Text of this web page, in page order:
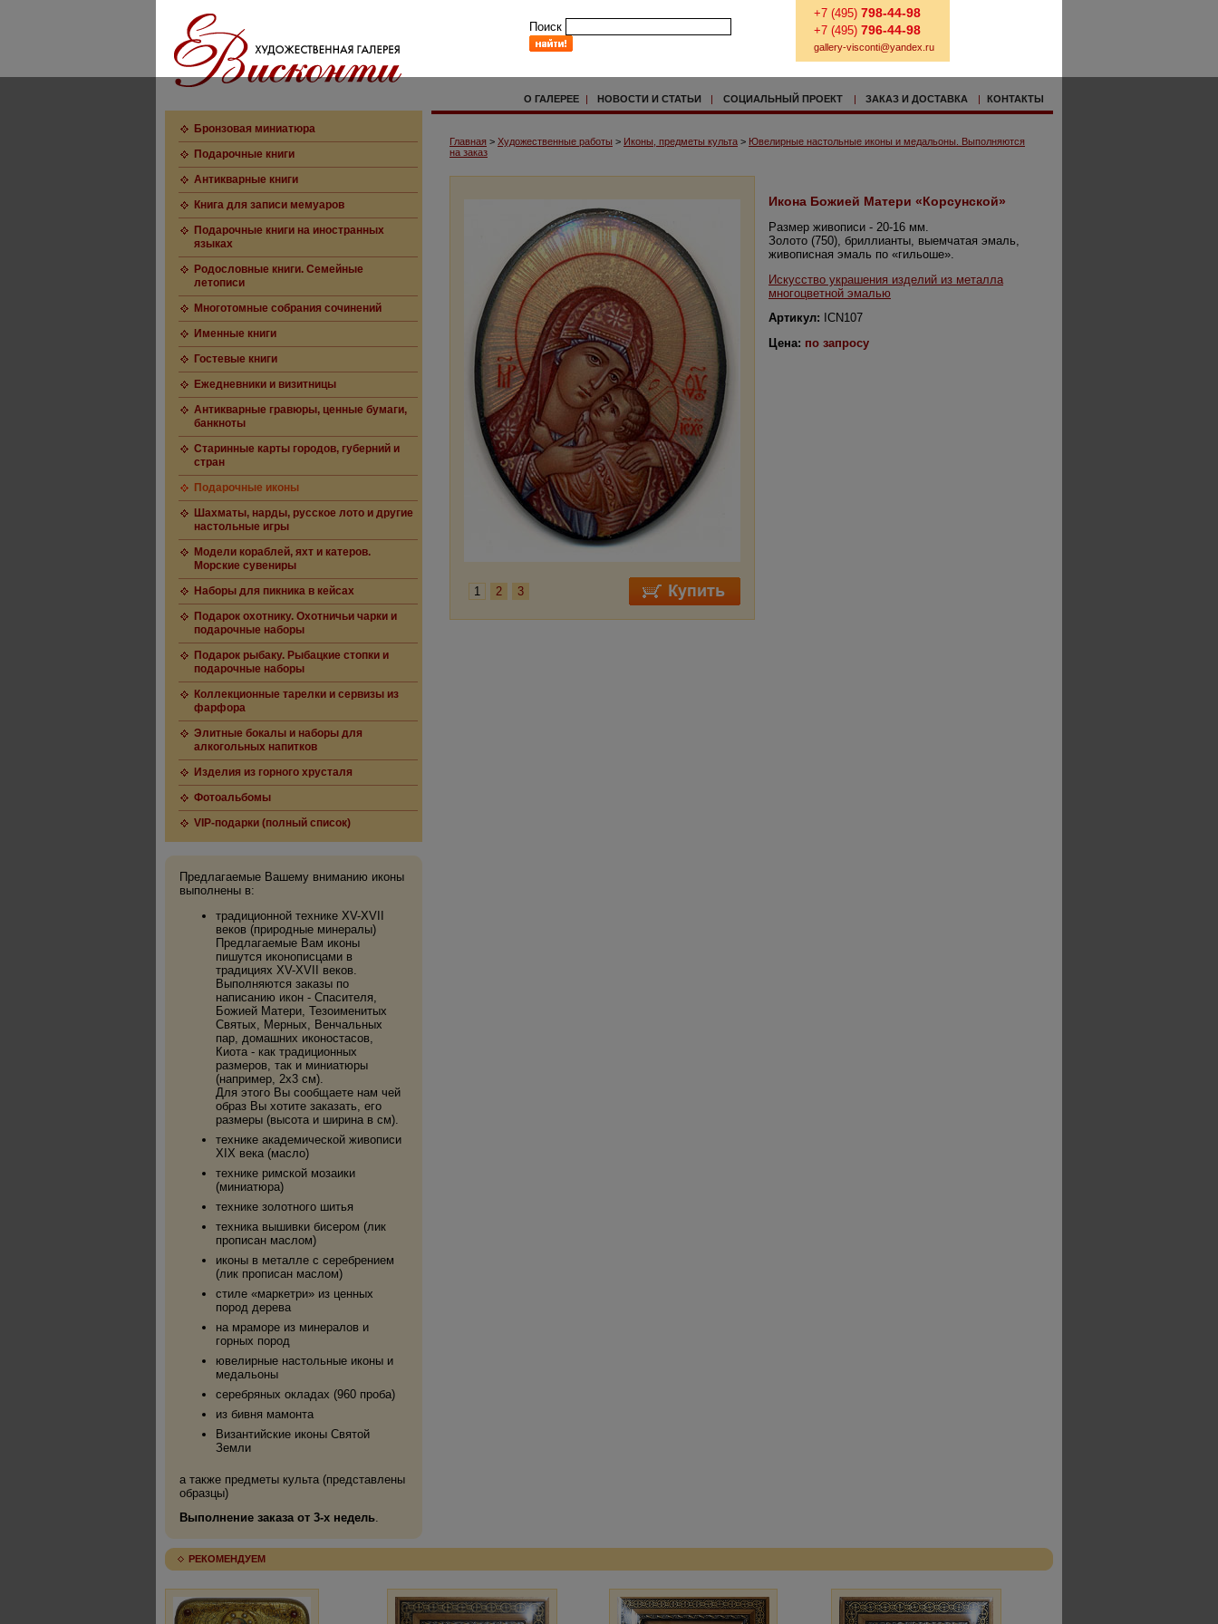
Поиск
+7 (495) 798-44-98
+7 (495) 796-44-98
gallery-visconti@yandex.ru
О ГАЛЕРЕЕ | НОВОСТИ И СТАТЬИ | СОЦИАЛЬНЫЙ ПРОЕКТ | ЗАКАЗ И ДОСТАВКА | КОНТАКТЫ
Бронзовая миниатюра
Подарочные книги
Антикварные книги
Книга для записи мемуаров
Подарочные книги на иностранных
языках
Родословные книги. Семейные
летописи
Многотомные собрания сочинений
Именные книги
Гостевые книги
Ежедневники и визитницы
Антикварные гравюры, ценные бумаги,
банкноты
Старинные карты городов, губерний и
стран
Подарочные иконы
Шахматы, нарды, русское лото и другие
настольные игры
Модели кораблей, яхт и катеров.
Морские сувениры
Наборы для пикника в кейсах
Подарок охотнику. Охотничьи чарки и
подарочные наборы
Подарок рыбаку. Рыбацкие стопки и
подарочные наборы
Коллекционные тарелки и сервизы из
фарфора
Элитные бокалы и наборы для
алкогольных напитков
Изделия из горного хрусталя
Фотоальбомы
VIP-подарки (полный список)
Предлагаемые Вашему вниманию иконы
выполнены в:
традиционной технике XV-XVII
веков (природные минералы)
Предлагаемые Вам иконы
пишутся иконописцами в
традициях XV-XVII веков.
Выполняются заказы по
написанию икон - Спасителя,
Божией Матери, Тезоименитых
Святых, Мерных, Венчальных
пар, домашних иконостасов,
Киота - как традиционных
размеров, так и миниатюры
(например, 2х3 см).
Для этого Вы сообщаете нам чей
образ Вы хотите заказать, его
размеры (высота и ширина в см).
технике академической живописи
XIX века (масло)
технике римской мозаики
(миниатюра)
технике золотного шитья
техника вышивки бисером (лик
прописан маслом)
иконы в металле с серебрением
(лик прописан маслом)
стиле «маркетри» из ценных
пород дерева
на мраморе из минералов и
горных пород
ювелирные настольные иконы и
медальоны
серебряных окладах (960 проба)
из бивня мамонта
Византийские иконы Святой
Земли
а также предметы культа (представлены
образцы)
Выполнение заказа от 3-х недель.
Главная > Художественные работы > Иконы, предметы культа > Ювелирные настольные иконы и медальоны. Выполняются
на заказ
1 2 3
Икона Божией Матери «Корсунской»
Размер живописи - 20-16 мм.
Золото (750), бриллианты, выемчатая эмаль,
живописная эмаль по «гильоше».
Искусство украшения изделий из металла
многоцветной эмалью
Артикул: ICN107
Цена: по запросу
РЕКОМЕНДУЕМ